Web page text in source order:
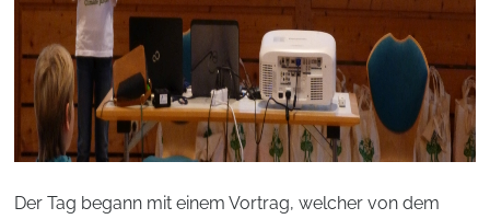
Der Tag begann mit einem Vortrag, welcher von dem